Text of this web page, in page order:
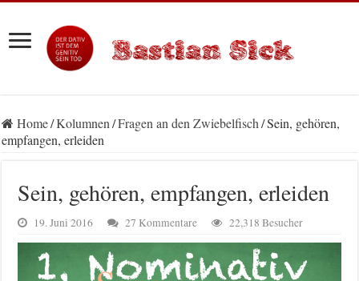
Home/Kolumnen/Fragen an den Zwiebelfisch/Sein, gehören,
empfangen, erleiden
Sein, gehören, empfangen, erleiden
19. Juni 2016 27 Kommentare 22,318 Besucher